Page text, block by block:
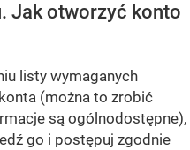
Jak otworzyć konto
listy wymaganych
(można to zrobić
są ogólnodostępne),
go i postępuj zgodnie